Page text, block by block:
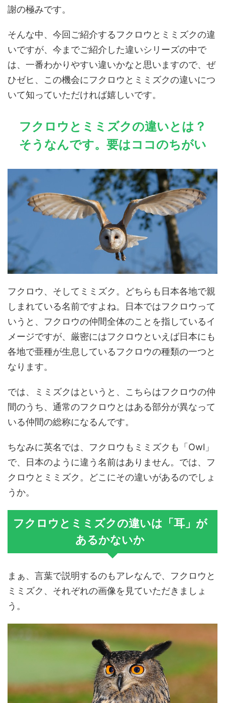
謝の極みです。
そんな中、今回ご紹介するフクロウとミミズクの違
いですが、今までご紹介した違いシリーズの中で
は、一番わかりやすい違いかなと思いますので、ぜ
ひゼヒ、この機会にフクロウとミミズクの違いにつ
いて知っていただければ嬉しいです。
フクロウとミミズクの違いとは？
そうなんです。要はココのちがい
フクロウ、そしてミミズク。どちらも日本各地で親
しまれている名前ですよね。日本ではフクロウって
いうと、フクロウの仲間全体のことを指しているイ
メージですが、厳密にはフクロウといえば日本にも
各地で亜種が生息しているフクロウの種類の一つと
なります。
では、ミミズクはというと、こちらはフクロウの仲
間のうち、通常のフクロウとはある部分が異なって
いる仲間の総称になるんです。
ちなみに英名では、フクロウもミミズクも「Owl」
で、日本のように違う名前はありません。では、フ
クロウとミミズク。どこにその違いがあるのでしょ
うか。
フクロウとミミズクの違いは「耳」が
あるかないか
まぁ、言葉で説明するのもアレなんで、フクロウと
ミミズク、それぞれの画像を見ていただきましょ
う。